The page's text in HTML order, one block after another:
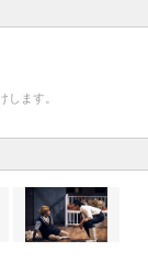
ます。